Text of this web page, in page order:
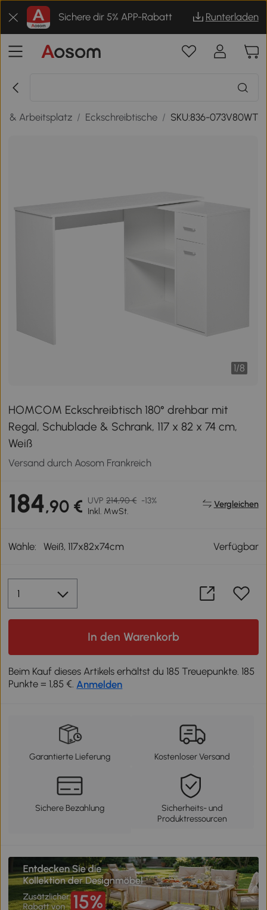
Sichere dir 5% APP-Rabatt Runterladen
& Arbeitsplatz / Eckschreibtische / SKU:836-073V80WT
1/8
HOMCOM Eckschreibtisch 180° drehbar mit
Regal, Schublade & Schrank, 117 x 82 x 74 cm,
Weiß
Versand durch Aosom Frankreich
184,90 € UVP 214,90 € -13%
Inkl. MwSt.
Vergleichen
Wähle: Weiß, 117x82x74cm Verfügbar
In den Warenkorb
Beim Kauf dieses Artikels erhältst du 185 Treuepunkte. 185
Punkte = 1,85 €. Anmelden
Garantierte Lieferung Kostenloser Versand
Sichere Bezahlung
Sicherheits- und
Produktressourcen